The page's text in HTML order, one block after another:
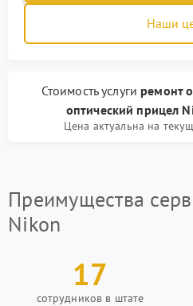
Наши
Стоимость услуги ремонт
оптический прицел
Цена актуальна на
Преимущества
Nikon
17
сотрудников в штате